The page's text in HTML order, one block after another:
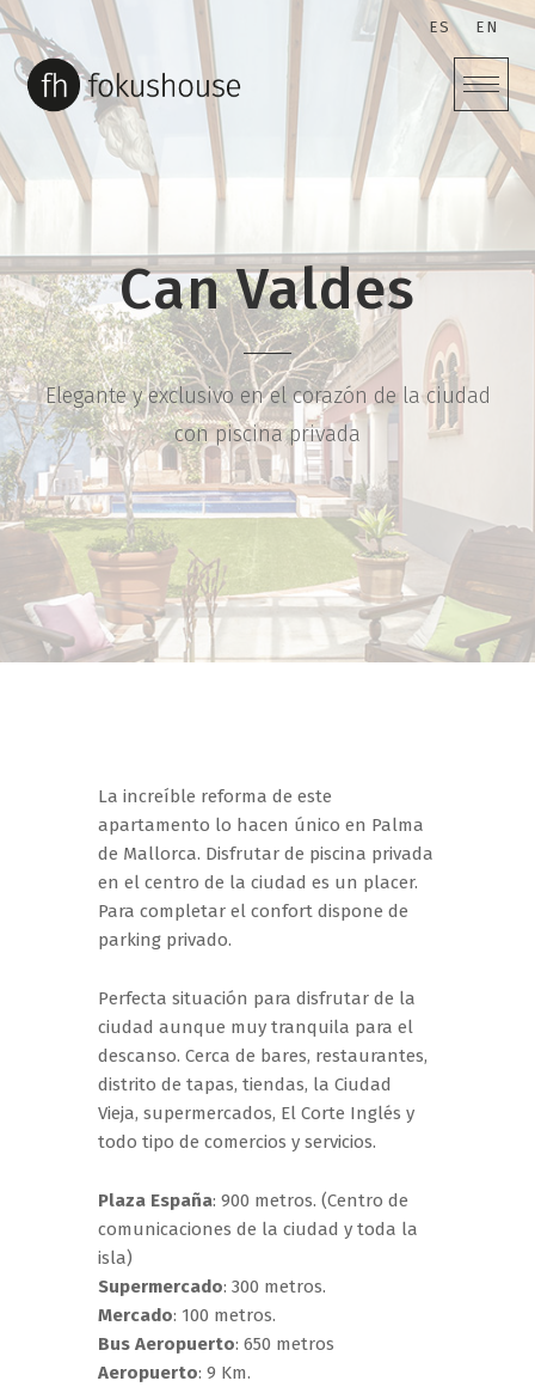
S
t
o
c
t
e
n
t
ES EN
Can Valdes
Elegante y exclusivo en el corazón de la ciudad
con piscina privada
La increíble reforma de este
apartamento lo hacen único en Palma
de Mallorca. Disfrutar de piscina privada
en el centro de la ciudad es un placer.
Para completar el confort dispone de
parking privado.
Perfecta situación para disfrutar de la
ciudad aunque muy tranquila para el
descanso. Cerca de bares, restaurantes,
distrito de tapas, tiendas, la Ciudad
Vieja, supermercados, El Corte Inglés y
todo tipo de comercios y servicios.
Plaza España: 900 metros. (Centro de
comunicaciones de la ciudad y toda la
isla)
Supermercado: 300 metros.
Mercado: 100 metros.
Bus Aeropuerto: 650 metros
Aeropuerto: 9 Km.